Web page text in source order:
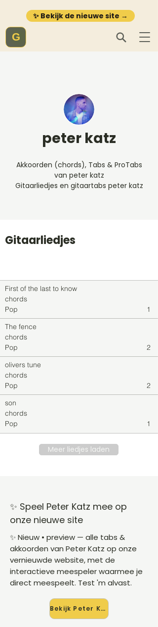
✨ Bekijk de nieuwe site →
G
peter katz
Akkoorden (chords), Tabs & ProTabs
van peter katz
Gitaarliedjes en gitaartabs peter katz
Gitaarliedjes
First of the last to know
chords
Pop
1
The fence
chords
Pop
2
olivers tune
chords
Pop
2
son
chords
Pop
1
Meer liedjes laden
✨ Speel Peter Katz mee op
onze nieuwe site
✨ Nieuw • preview — alle tabs &
akkoorden van Peter Katz op onze
vernieuwde website, met de
interactieve meespeler waarmee je
direct meespeelt. Test 'm alvast.
Bekijk Peter Katz →